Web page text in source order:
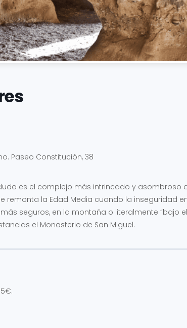
Paseo Constitución, 38
es el complejo más intrincado y asombroso
remonta la Edad Media cuando la inseguridad
seguros, en la montaña o literalmente “bajo
el Monasterio de San Miguel.